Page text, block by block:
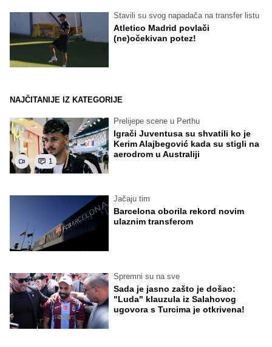
Stavili su svog napadača na transfer listu
Atletico Madrid povlači
(ne)očekivan potez!
NAJČITANIJE IZ KATEGORIJE
1
Prelijepe scene u Perthu
Igrači Juventusa su shvatili ko je
Kerim Alajbegović kada su stigli na
aerodrom u Australiji
Jačaju tim
Barcelona oborila rekord novim
ulaznim transferom
Spremni su na sve
Sada je jasno zašto je došao:
"Luda" klauzula iz Salahovog
ugovora s Turcima je otkrivena!